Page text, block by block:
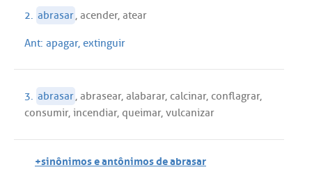
2. abrasar, acender, atear
Ant: apagar, extinguir
3. abrasar, abrasear, alabarar, calcinar, conflagrar,
consumir, incendiar, queimar, vulcanizar
+sinônimos e antônimos de abrasar